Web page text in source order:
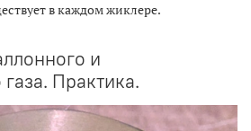
в каждом жиклере.
и
Практика.